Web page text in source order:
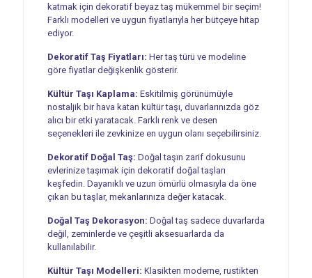
katmak için dekoratif beyaz taş mükemmel bir seçim!
Farklı modelleri ve uygun fiyatlarıyla her bütçeye hitap
ediyor.
Dekoratif Taş Fiyatları: Her taş türü ve modeline
göre fiyatlar değişkenlik gösterir.
Kültür Taşı Kaplama: Eskitilmiş görünümüyle
nostaljik bir hava katan kültür taşı, duvarlarınızda göz
alıcı bir etki yaratacak. Farklı renk ve desen
seçenekleri ile zevkinize en uygun olanı seçebilirsiniz.
Dekoratif Doğal Taş: Doğal taşın zarif dokusunu
evlerinize taşımak için dekoratif doğal taşları
keşfedin. Dayanıklı ve uzun ömürlü olmasıyla da öne
çıkan bu taşlar, mekanlarınıza değer katacak.
Doğal Taş Dekorasyon: Doğal taş sadece duvarlarda
değil, zeminlerde ve çeşitli aksesuarlarda da
kullanılabilir.
Kültür Taşı Modelleri: Klasikten moderne, rustikten